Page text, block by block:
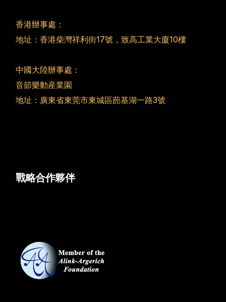
香港辦事處：
地址：香港柴灣祥利街17號，致高工業大廈10樓
中國大陸辦事處：
音節樂動産業園
地址：廣東省東莞市東城區蓢基湖一路3號
戰略合作夥伴